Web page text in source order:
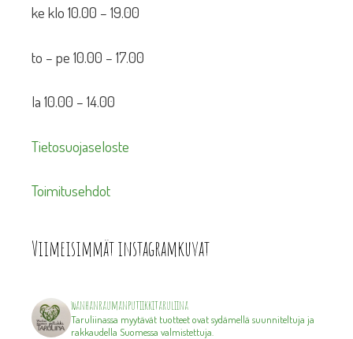
ke klo 10.00 – 19.00
to – pe 10.00 – 17.00
la 10.00 – 14.00
Tietosuojaseloste
Toimitusehdot
Viimeisimmät instagramkuvat
wanhanraumanputiikkitaruliina
Taruliinassa myytävät tuotteet ovat sydämellä suunniteltuja ja
rakkaudella Suomessa valmistettuja.